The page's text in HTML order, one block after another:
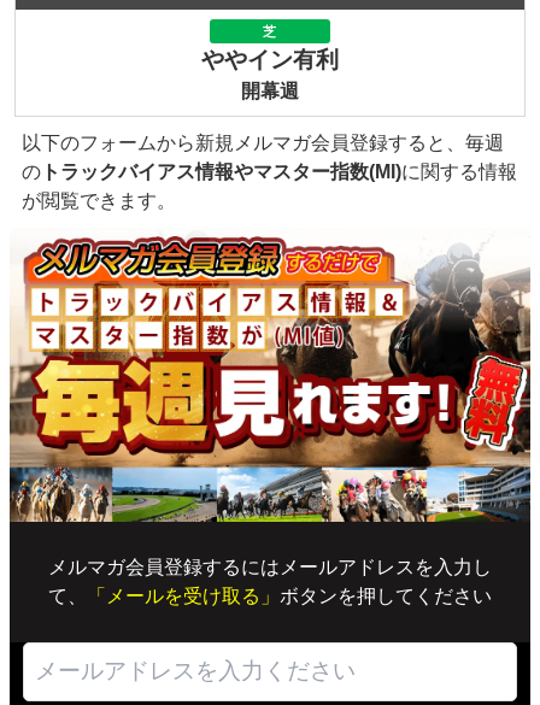
芝
ややイン有利
開幕週
以下のフォームから新規メルマガ会員登録すると、毎週
の トラックバイアス情報やマスター指数(MI)に関する情報
が閲覧できます。
メルマガ会員登録するにはメールアドレスを入力し
て、
「メールを受け取る」 ボタンを押してください